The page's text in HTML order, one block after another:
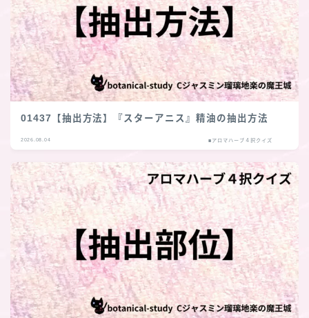
01437【抽出方法】『スターアニス』精油の抽出方法
2026.08.04 ■アロマハーブ４択クイズ